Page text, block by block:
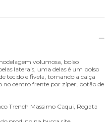
volumosa, bolso
laterais, uma delas é um bolso
tecido e fivela, tornando a calça
centro frente por zíper, botão de
Trench Massimo Caqui, Regata